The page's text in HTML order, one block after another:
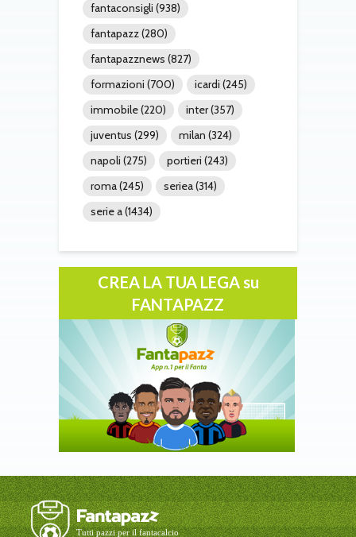
fantaconsigli (938)
fantapazz(280)
fantapazznews (827)
formazioni (700) icardi (245)
immobile(220) inter(357)
juventus (299) milan (324)
napoli (275) portieri (243)
roma(245) seriea(314)
serie a(1434)
CREA LA TUA LEGA su
FANTAPAZZ